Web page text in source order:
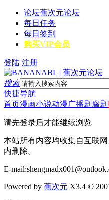
论坛蕉次元论坛
每日任务
每日签到
购买VIP会员
登陆 注册
搜索
快捷导航
首页漫画小说动漫广播剧 腐剧
请先登录后才能继续浏览
本站所有内容均收集自互联
内删除。
E-
Powered by 蕉次元 X3.4 ©